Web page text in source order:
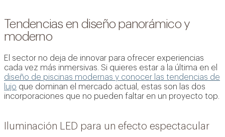
Tendencias en diseño panorámico y
moderno
El sector no deja de innovar para ofrecer experiencias
cada vez más inmersivas. Si quieres estar a la última en el
diseño de piscinas modernas y conocer las tendencias de
lujo que dominan el mercado actual, estas son las dos
incorporaciones que no pueden faltar en un proyecto top.
Iluminación LED para un efecto espectacular